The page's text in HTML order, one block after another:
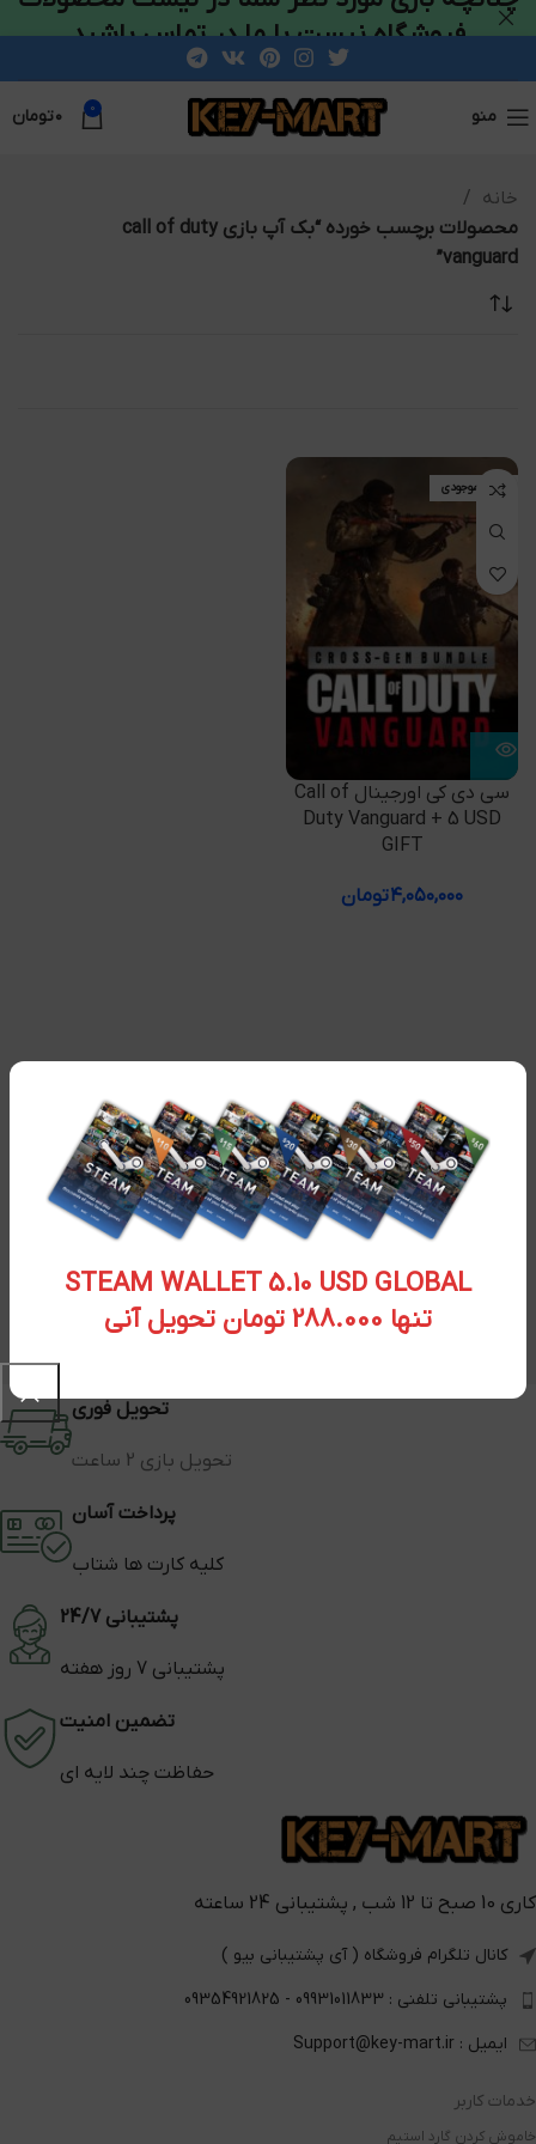
STEAM WALLET 5.10 USD GLOBAL
تنها 288.000 تومان تحویل آنی
منو 0 ۰تومان
خانه
محصولات برچسب خورده “بک آپ بازی call of duty
vanguard”
اتمام موجودی
سی دی کی اورجینال Call of
Duty Vanguard + 5 USD
GIFT
۴,۰۵۰,۰۰۰تومان
تحویل فوری
تحویل بازی 2 ساعت
پرداخت آسان
کلیه کارت ها شتاب
پشتیبانی 24/7
پشتیبانی 7 روز هفته
تضمین امنیت
حفاظت چند لایه ای
کاری 10 صبح تا 12 شب , پشتیبانی 24 ساعته
کانال تلگرام فروشگاه ( آی پشتیبانی بیو )
پشتیبانی تلفنی : 09931011833 - 09354921825
ایمیل : Support@key-mart.ir
خدمات کاربر
خاموش کردن گارد استیم
فروشگاه نیست با ما در تماس باشید